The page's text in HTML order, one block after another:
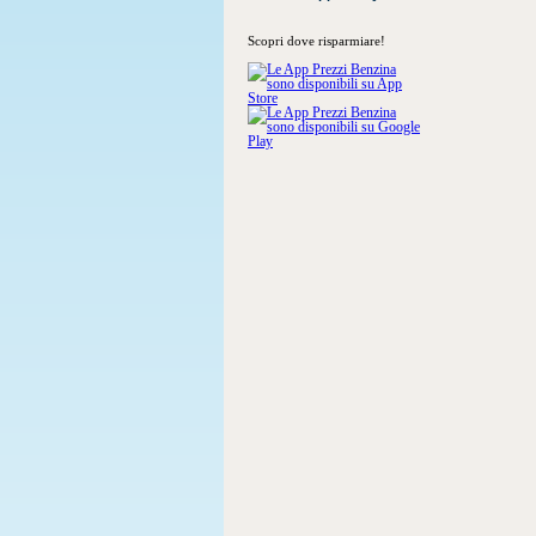
Scopri dove risparmiare!